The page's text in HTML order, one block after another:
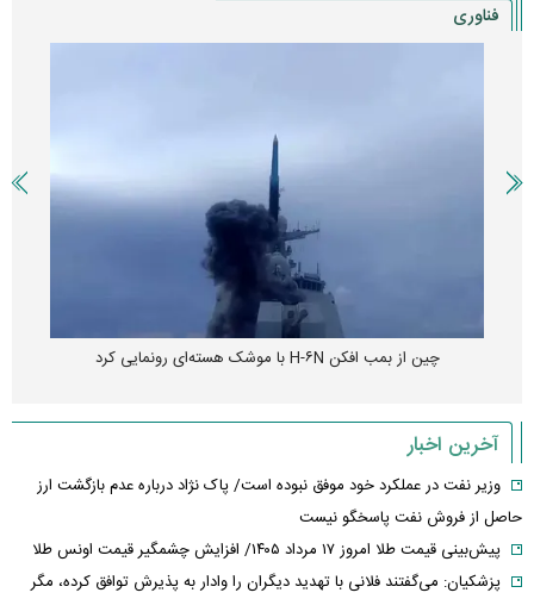
فناوری
چین از بمب افکن H-۶N با موشک هسته‌ای رونمایی کرد
آخرین اخبار
وزیر نفت در عملکرد خود موفق نبوده است/ پاک نژاد درباره عدم بازگشت ارز
حاصل از فروش نفت پاسخگو نیست
پیش‌بینی قیمت طلا امروز ۱۷ مرداد ۱۴۰۵/ افزایش چشمگیر قیمت اونس طلا
پزشکیان: می‌گفتند فلانی با تهدید دیگران را وادار به پذیرش توافق کرده، مگر